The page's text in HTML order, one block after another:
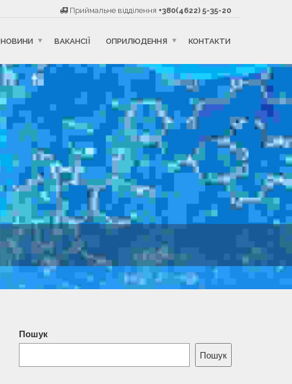
Приймальне відділення +380(4622) 5-35-20
НОВИНИ ВАКАНСІЇ ОПРИЛЮДЕННЯ КОНТАКТИ
Пошук
Пошук